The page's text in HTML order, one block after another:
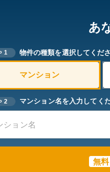
あ
1 物件の種類を選択してくだ
マンション
2 マンション名を入力してく
無料